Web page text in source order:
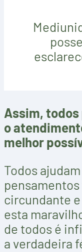
Assim,
o
melhor
Todos
circundante
esta
de todos é
a verdadeira